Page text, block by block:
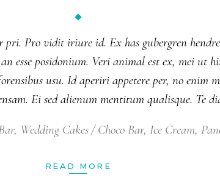
Pro vidit iriure id. Ex has gubergren
esse posidonium. Veri animal est ex, mei ut
usu. Id aperiri appetere per, no enim
Ei sed alienum mentitum qualisque. Te
, Wedding Cakes Choco Bar, Ice Cream,
READ MORE